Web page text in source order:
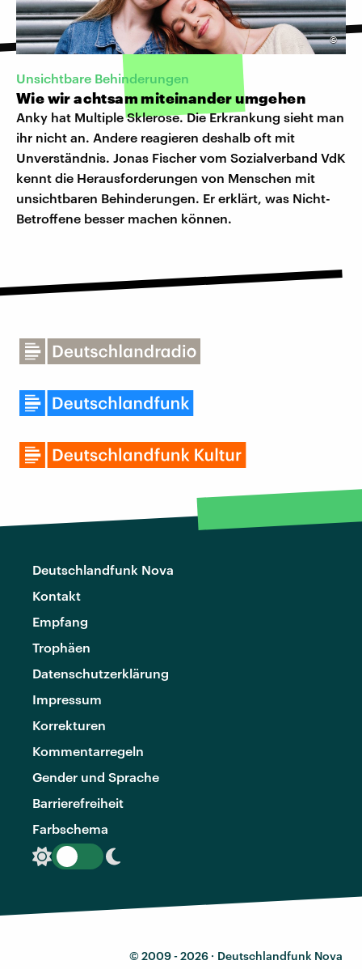
©
Unsichtbare Behinderungen
Wie wir achtsam miteinander umgehen
Anky hat Multiple Sklerose. Die Erkrankung sieht man
ihr nicht an. Andere reagieren deshalb oft mit
Unverständnis. Jonas Fischer vom Sozialverband VdK
kennt die Herausforderungen von Menschen mit
unsichtbaren Behinderungen. Er erklärt, was Nicht-
Betroffene besser machen können.
Deutschlandfunk Nova
Kontakt
Empfang
Trophäen
Datenschutzerklärung
Impressum
Korrekturen
Kommentarregeln
Gender und Sprache
Barrierefreiheit
Farbschema
© 2009 - 2026 · Deutschlandfunk Nova